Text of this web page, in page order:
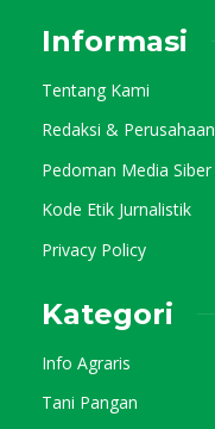
Informasi
Tentang Kami
Redaksi & Perusahaan
Pedoman Media Siber
Kode Etik Jurnalistik
Privacy Policy
Kategori
Info Agraris
Tani Pangan